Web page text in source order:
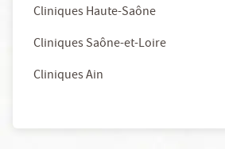
Cliniques Haute-Saône
Cliniques Saône-et-Loire
Cliniques Ain